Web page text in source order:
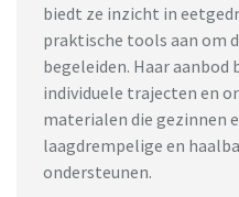
biedt ze inzicht in
praktische tools aan om
begeleiden. Haar
individuele trajecten en
materialen die gezinnen
laagdrempelige en
ondersteunen.